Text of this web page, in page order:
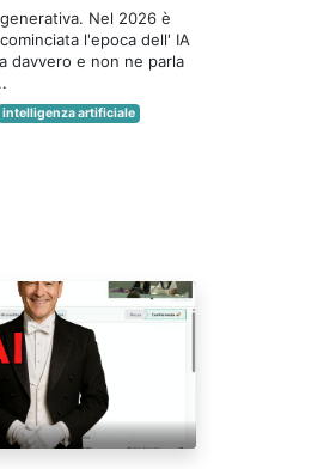
Nel 2026 è
l'epoca dell' IA
davvero e non ne parla
intelligenza artificiale